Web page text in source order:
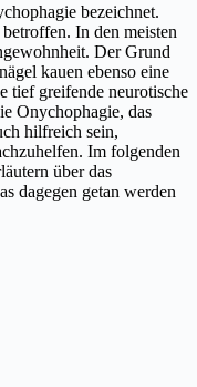
bezeichnet.
In den meisten
Der Grund
kauen ebenso eine
tief greifende neurotische
Onychophagie, das
hilfreich sein,
Im folgenden
über das
dagegen getan werden